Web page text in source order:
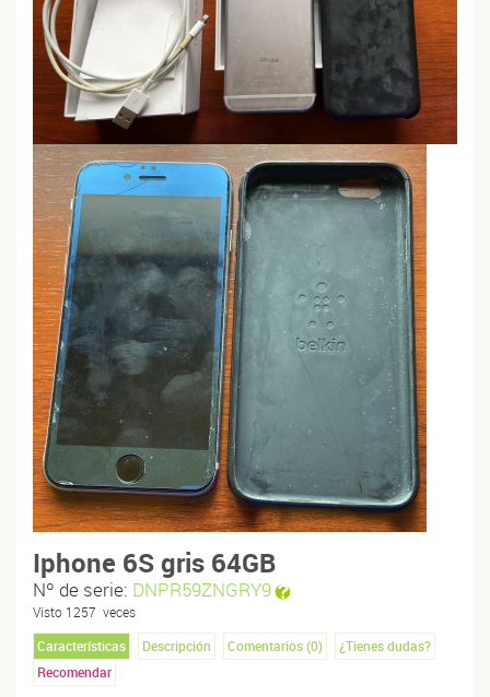
Iphone 6S gris 64GB
Nº de serie: DNPR59ZNGRY9
Visto 1257 veces
Características
Descripción Comentarios (0)
¿Tienes dudas?
Recomendar